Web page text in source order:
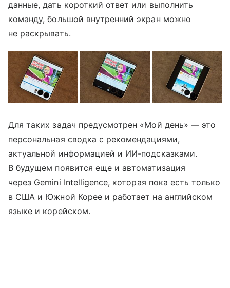
данные, дать короткий ответ или выполнить
команду, большой внутренний экран можно
не раскрывать.
Для таких задач предусмотрен «Мой день» — это
персональная сводка с рекомендациями,
актуальной информацией и ИИ-подсказками.
В будущем появится еще и автоматизация
через Gemini Intelligence, которая пока есть только
в США и Южной Корее и работает на английском
языке и корейском.